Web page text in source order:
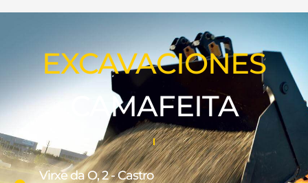
EXCAVACIONES
CAMAFEITA
Virxe da O, 2 - Castro